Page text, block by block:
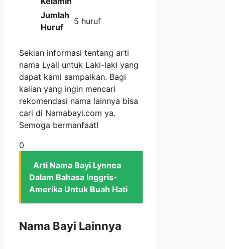
Jumlah
Huruf
5 huruf
Sekian informasi tentang arti
nama Lyall untuk Laki-laki yang
dapat kami sampaikan. Bagi
kalian yang ingin mencari
rekomendasi nama lainnya bisa
cari di Namabayi.com ya.
Semoga bermanfaat!
0
Arti Nama Bayi Lynnea
Dalam Bahasa Inggris-
Amerika Untuk Buah Hati
Nama Bayi Lainnya